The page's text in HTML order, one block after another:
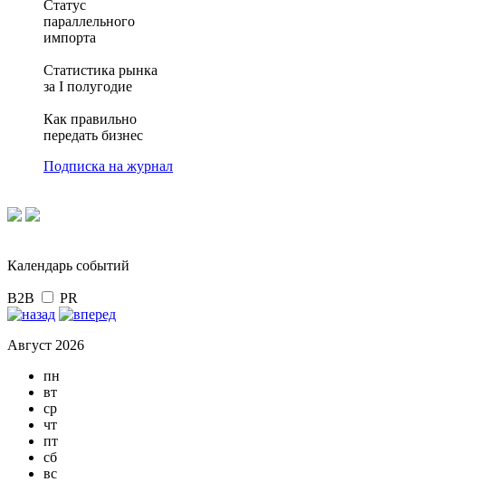
Статус
параллельного
импорта
Статистика рынка
за I полугодие
Как правильно
передать бизнес
Подписка на журнал
Календарь событий
B2B PR
Август 2026
пн
вт
ср
чт
пт
сб
вс